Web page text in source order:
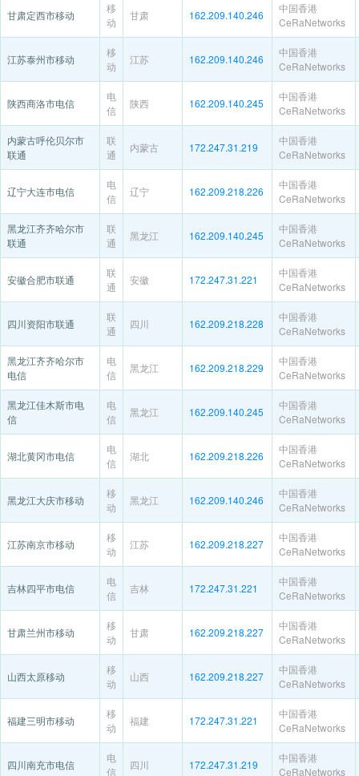
甘肃定西市移动
移
动
甘肃 162.209.140.246
中国香港
CeRaNetworks
江苏泰州市移动
移
动
江苏 162.209.140.246
中国香港
CeRaNetworks
陕西商洛市电信
电
信
陕西 162.209.140.245
中国香港
CeRaNetworks
内蒙古呼伦贝尔市
联通
联
通
内蒙古 172.247.31.219
中国香港
CeRaNetworks
辽宁大连市电信
电
信
辽宁 162.209.218.226
中国香港
CeRaNetworks
黑龙江齐齐哈尔市
联通
联
通
黑龙江 162.209.140.245
中国香港
CeRaNetworks
安徽合肥市联通
联
通
安徽 172.247.31.221
中国香港
CeRaNetworks
四川资阳市联通
联
通
四川 162.209.218.228
中国香港
CeRaNetworks
黑龙江齐齐哈尔市
电信
电
信
黑龙江 162.209.218.229
中国香港
CeRaNetworks
黑龙江佳木斯市电
信
电
信
黑龙江 162.209.140.245
中国香港
CeRaNetworks
湖北黄冈市电信
电
信
湖北 162.209.218.226
中国香港
CeRaNetworks
黑龙江大庆市移动
移
动
黑龙江 162.209.140.246
中国香港
CeRaNetworks
江苏南京市移动
移
动
江苏 162.209.218.227
中国香港
CeRaNetworks
吉林四平市电信
电
信
吉林 172.247.31.221
中国香港
CeRaNetworks
甘肃兰州市移动
移
动
甘肃 162.209.218.227
中国香港
CeRaNetworks
山西太原移动
移
动
山西 162.209.218.227
中国香港
CeRaNetworks
福建三明市移动
移
动
福建 172.247.31.221
中国香港
CeRaNetworks
四川南充市电信
电
信
四川 172.247.31.219
中国香港
CeRaNetworks